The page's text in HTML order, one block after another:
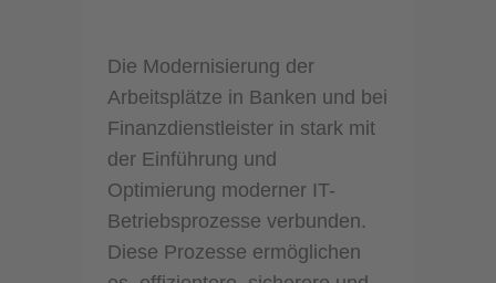
Die Modernisierung der
Arbeitsplätze in Banken und bei
Finanzdienstleister in stark mit
der Einführung und
Optimierung moderner IT-
Betriebsprozesse verbunden.
Diese Prozesse ermöglichen